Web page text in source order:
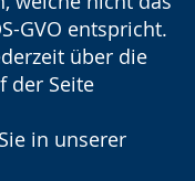
GVO entspricht.
über die
der Seite
in unserer